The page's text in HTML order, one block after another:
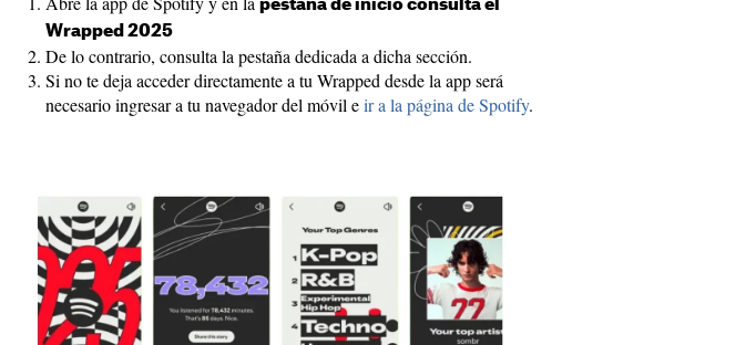
pestaña de inicio consulta el
Wrapped 2025
De lo contrario, consulta la pestaña dedicada a dicha sección.
Si no te deja acceder directamente a tu Wrapped desde la app será
necesario ingresar a tu navegador del móvil eir a la página de Spotify.